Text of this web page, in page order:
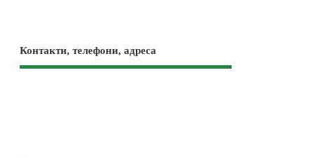
Контакти, телефони, адреса